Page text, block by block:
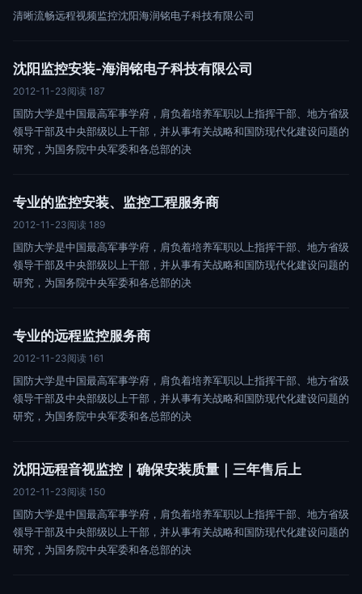
清晰流畅远程视频监控沈阳海润铭电子科技有限公司
沈阳监控安装-海润铭电子科技有限公司
2012-11-23阅读 187
国防大学是中国最高军事学府，肩负着培养军职以上指挥干部、地方省级
领导干部及中央部级以上干部，并从事有关战略和国防现代化建设问题的
研究，为国务院中央军委和各总部的决
专业的监控安装、监控工程服务商
2012-11-23阅读 189
国防大学是中国最高军事学府，肩负着培养军职以上指挥干部、地方省级
领导干部及中央部级以上干部，并从事有关战略和国防现代化建设问题的
研究，为国务院中央军委和各总部的决
专业的远程监控服务商
2012-11-23阅读 161
国防大学是中国最高军事学府，肩负着培养军职以上指挥干部、地方省级
领导干部及中央部级以上干部，并从事有关战略和国防现代化建设问题的
研究，为国务院中央军委和各总部的决
沈阳远程音视监控｜确保安装质量｜三年售后上
2012-11-23阅读 150
国防大学是中国最高军事学府，肩负着培养军职以上指挥干部、地方省级
领导干部及中央部级以上干部，并从事有关战略和国防现代化建设问题的
研究，为国务院中央军委和各总部的决